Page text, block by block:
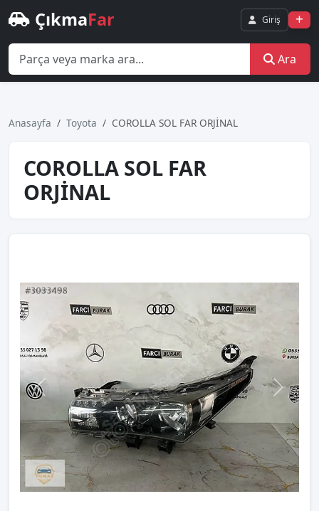
ÇıkmaFar Giriş
Ara
Anasayfa Toyota COROLLA SOL FAR ORJİNAL
COROLLA SOL FAR
ORJİNAL